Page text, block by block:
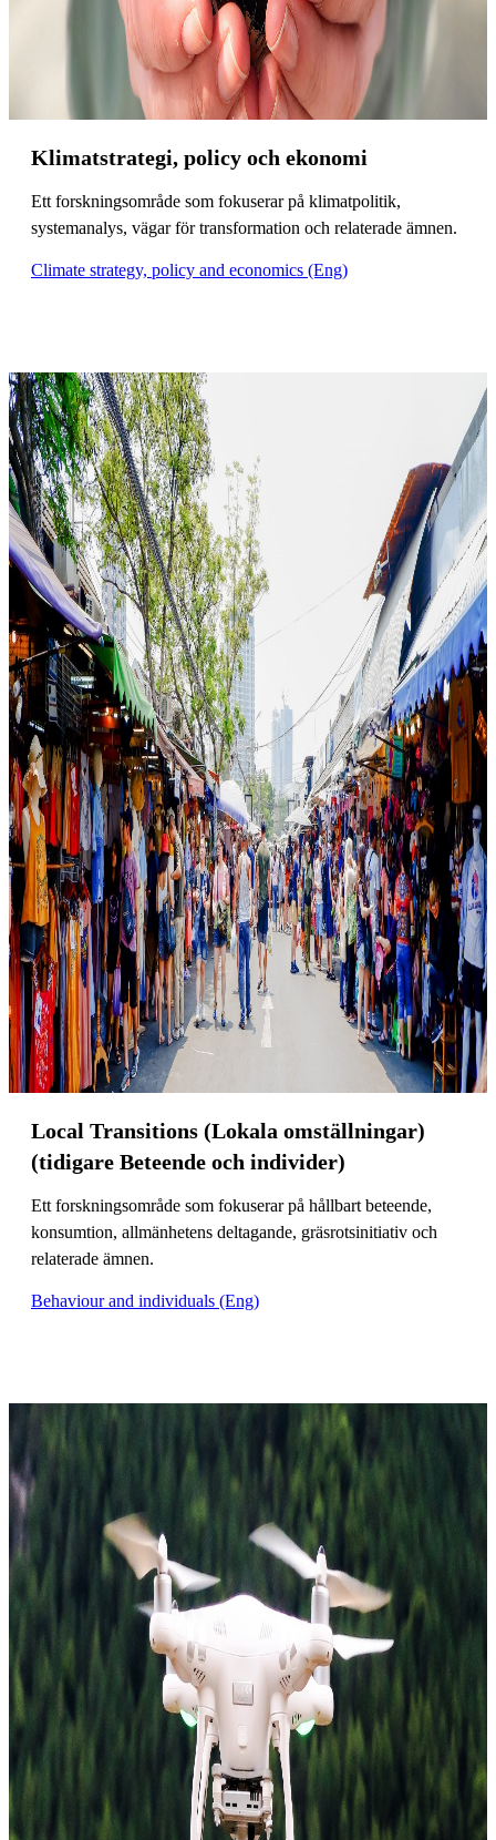
Klimatstrategi, policy och ekonomi
Ett forskningsområde som fokuserar på klimatpolitik,
systemanalys, vägar för transformation och relaterade ämnen.
Climate strategy, policy and economics (Eng)
Local Transitions (Lokala omställningar)
(tidigare Beteende och individer)
Ett forskningsområde som fokuserar på hållbart beteende,
konsumtion, allmänhetens deltagande, gräsrotsinitiativ och
relaterade ämnen.
Behaviour and individuals (Eng)